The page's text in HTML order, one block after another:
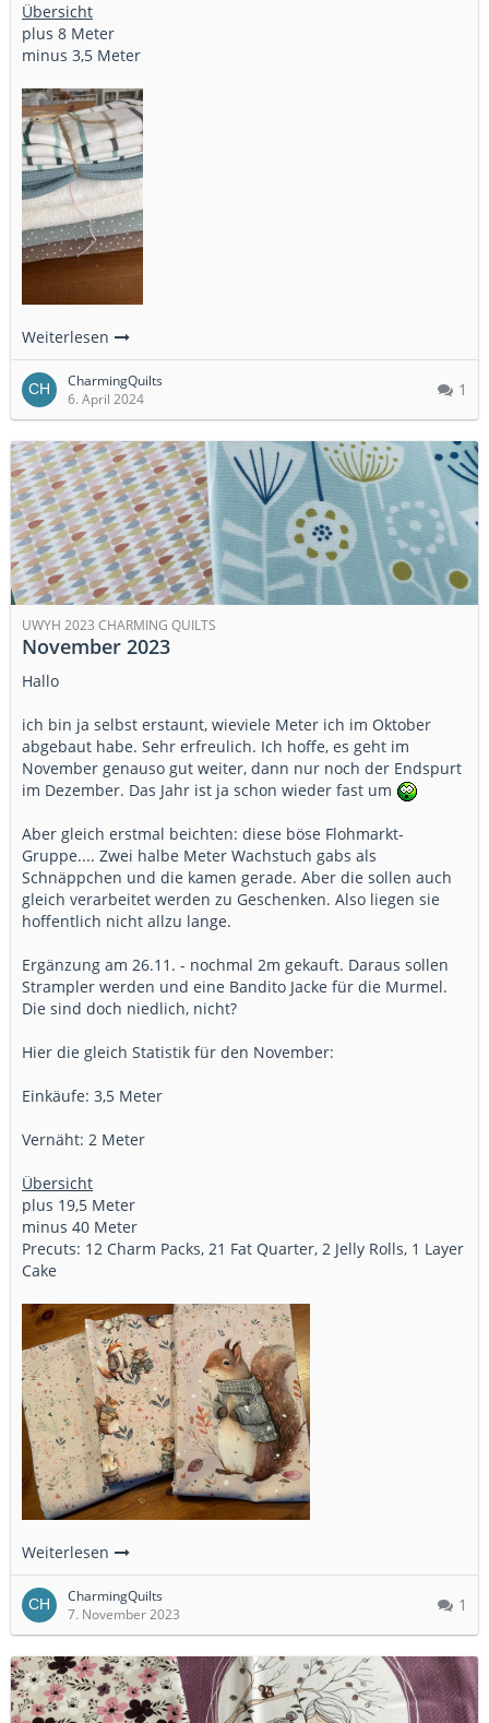
Übersicht
plus 8 Meter
minus 3,5 Meter
Weiterlesen
CharmingQuilts
6. April 2024
1
UWYH 2023 CHARMING QUILTS
November 2023
Hallo
ich bin ja selbst erstaunt, wieviele Meter ich im Oktober
abgebaut habe. Sehr erfreulich. Ich hoffe, es geht im
November genauso gut weiter, dann nur noch der Endspurt
im Dezember. Das Jahr ist ja schon wieder fast um
Aber gleich erstmal beichten: diese böse Flohmarkt-
Gruppe.... Zwei halbe Meter Wachstuch gabs als
Schnäppchen und die kamen gerade. Aber die sollen auch
gleich verarbeitet werden zu Geschenken. Also liegen sie
hoffentlich nicht allzu lange.
Ergänzung am 26.11. - nochmal 2m gekauft. Daraus sollen
Strampler werden und eine Bandito Jacke für die Murmel.
Die sind doch niedlich, nicht?
Hier die gleich Statistik für den November:
Einkäufe: 3,5 Meter
Vernäht: 2 Meter
Übersicht
plus 19,5 Meter
minus 40 Meter
Precuts: 12 Charm Packs, 21 Fat Quarter, 2 Jelly Rolls, 1 Layer
Cake
Weiterlesen
CharmingQuilts
7. November 2023
1